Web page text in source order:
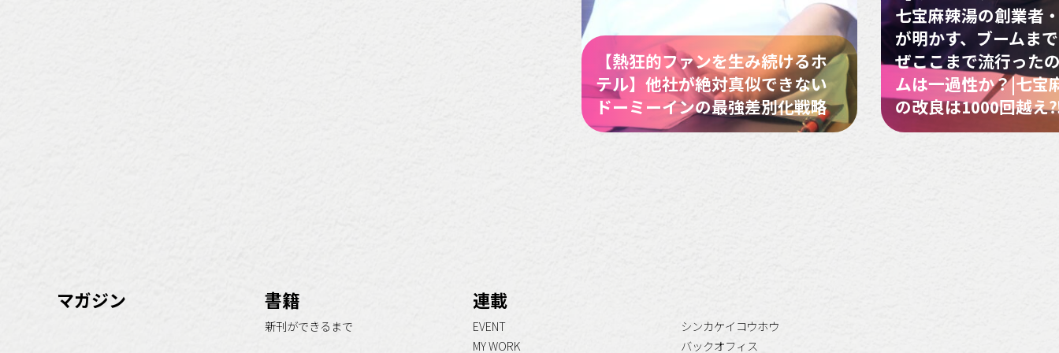
【熱狂的ファンを生み続けるホ
テル】他社が絶対真似できない
ドーミーインの最強差別化戦略
七宝麻辣湯の創業者
が明かす、ブームま
ぜここまで流行った
ムは一過性か？|七宝
の改良は1000回越え
マガジン 書籍
新刊ができるまで
連載
EVENT
MY WORK
シンカケイコウホウ
バックオフィス